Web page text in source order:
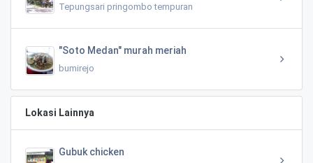
Tepungsari pringombo tempuran
"Soto Medan" murah meriah
bumirejo
Lokasi Lainnya
Gubuk chicken